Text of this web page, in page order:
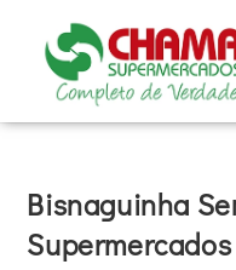
Bisnaguinha
Supermercados